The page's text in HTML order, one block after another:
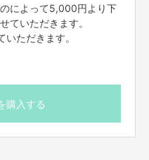
らなくてはいけません。
によって5,000円より下
ていただきます。
ただきます。
購入する